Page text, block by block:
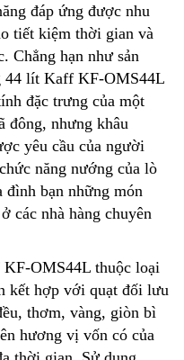
đáp ứng được nhu
tiết kiệm thời gian và
Chẳng hạn như sản
44 lít Kaff KF-OMS44L
đặc trưng của một
đông, nhưng khâu
yêu cầu của người
năng nướng của lò
đình bạn những món
các nhà hàng chuyên
OMS44L thuộc loại
kết hợp với quạt đối lưu
thơm, vàng, giòn bì
hương vị vốn có của